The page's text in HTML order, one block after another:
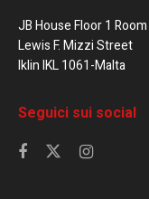
JB House Floor 1 Room
Lewis F. Mizzi Street
Iklin IKL 1061-Malta
Seguici sui social